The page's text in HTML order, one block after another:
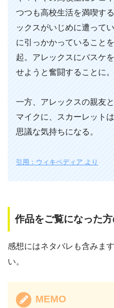
つつも高校生活を満喫す
ックスがいじめに遭って
に引っかかっていること
起。アレックスにバスケ
せようと奮闘することに。
一方、アレックスの親友
マイクに、スカーレット
思議な気持ちになる。
引用：ウィキペディア より
作品をご覧になった
感想にはネタバレも含みま
い。
MEMO